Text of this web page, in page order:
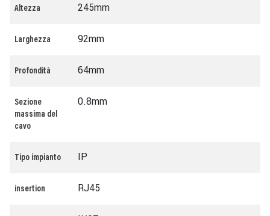
Altezza 245mm
Larghezza 92mm
Profondità 64mm
Sezione
massima del
cavo
0.8mm
Tipo impianto IP
insertion RJ45